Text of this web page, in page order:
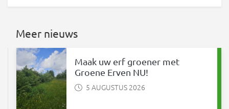
Meer nieuws
Maak uw erf groener met
Groene Erven NU!
5 AUGUSTUS 2026